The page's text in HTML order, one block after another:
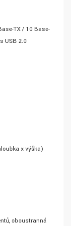
TX / 10 Base-
USB 2.0
x výška)
oboustranná